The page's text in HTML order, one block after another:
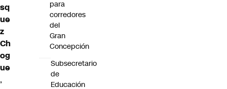
sq
ue
z
Ch
og
ue
,
para
corredores
del
Gran
Concepción
Subsecretario
de
Educación